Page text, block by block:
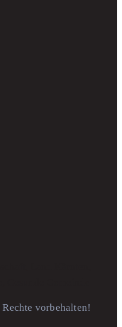
vorbehalten!